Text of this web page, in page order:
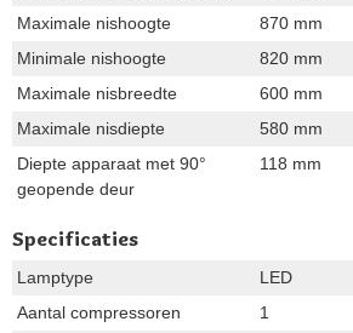
Maximale nishoogte
870 mm
Minimale nishoogte
820 mm
Maximale nisbreedte
600 mm
Maximale nisdiepte
580 mm
Diepte apparaat met 90°
geopende deur
118 mm
Specificaties
Lamptype
LED
Aantal compressoren
1